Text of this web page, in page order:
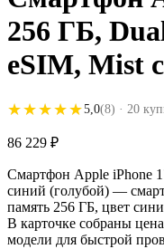
256 ГБ,
eSIM, Mist
★★★★★
★★★★★5,0(8) · 20
86 229 ₽
Смартфон Apple iPhone
синий (голубой) —
память 256 ГБ, цвет
В карточке собраны
модели для быстрой